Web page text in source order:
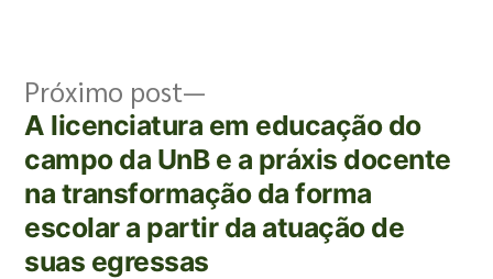
Próximo post
A licenciatura em educação do
campo da UnB e a práxis docente
na transformação da forma
escolar a partir da atuação de
suas egressas